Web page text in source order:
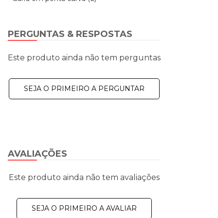
AVALIAÇÕES
Este produto ainda não tem avaliações
SEJA O PRIMEIRO A AVALIAR
PERGUNTAS & RESPOSTAS
Este produto ainda não tem perguntas
SEJA O PRIMEIRO A PERGUNTAR